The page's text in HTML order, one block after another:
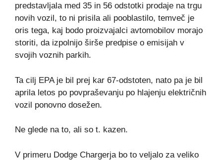
predstavljala med 35 in 56 odstotki prodaje na trgu
novih vozil, to ni prisila ali pooblastilo, temveč je
oris tega, kaj bodo proizvajalci avtomobilov morajo
storiti, da izpolnijo širše predpise o emisijah v
svojih voznih parkih.
Ta cilj EPA je bil prej kar 67-odstoten, nato pa je bil
aprila letos po povpraševanju po hlajenju električnih
vozil ponovno dosežen.
Ne glede na to, ali so t. kazen.
V primeru Dodge Chargerja bo to veljalo za veliko